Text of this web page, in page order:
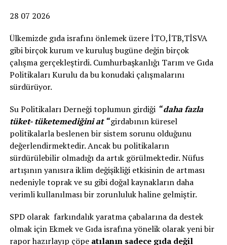
28 07 2026
Ülkemizde gıda israfını önlemek üzere İTO,İTB,TİSVA
gibi birçok kurum ve kuruluş bugüne değin birçok
çalışma gerçekleştirdi. Cumhurbaşkanlığı Tarım ve Gıda
Politikaları Kurulu da bu konudaki çalışmalarını
sürdürüyor.
Su Politikaları Derneği toplumun girdiği “ daha fazla
tüket- tüketemediğini at “girdabının küresel
politikalarla beslenen bir sistem sorunu olduğunu
değerlendirmektedir. Ancak bu politikaların
sürdürülebilir olmadığı da artık görülmektedir. Nüfus
artışının yanısıra iklim değişikliği etkisinin de artması
nedeniyle toprak ve su gibi doğal kaynakların daha
verimli kullanılması bir zorunluluk haline gelmiştir.
SPD olarak farkındalık yaratma çabalarına da destek
olmak için Ekmek ve Gıda israfına yönelik olarak yeni bir
rapor hazırlayıp çöpe atılanın sadece gıda değil